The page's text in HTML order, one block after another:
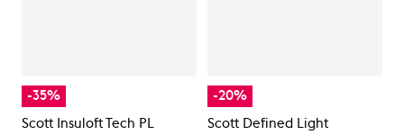
-35%
Scott Insuloft Tech PL
-20%
Scott Defined Light